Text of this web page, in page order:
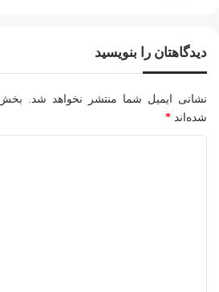
دیدگاهتان را بنویسید
نشانی ایمیل شما منتشر نخواهد شد.
شده‌اند *